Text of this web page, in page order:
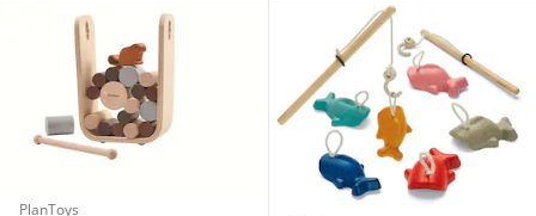
PlanToys